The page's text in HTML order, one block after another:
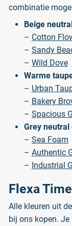
combinatie
Beige
– Cotton
– Sandy
– Wild Dove
Warme
– Urban
– Bakery
– Spacious
Grey
– Sea Foam
– Authentic
– Industrial
Flexa
Alle kleuren uit
bij ons kopen. Je